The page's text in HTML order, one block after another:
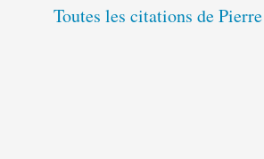
Toutes les citations de